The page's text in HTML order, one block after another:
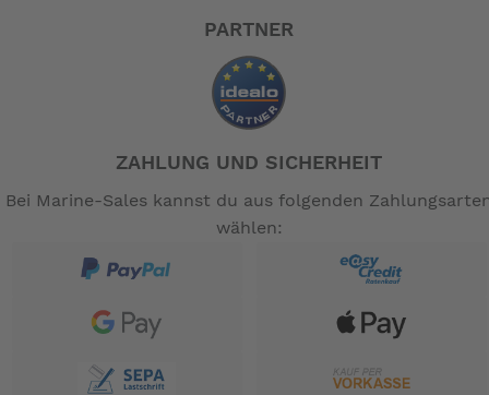
PARTNER
ZAHLUNG UND SICHERHEIT
Bei Marine-Sales kannst du aus folgenden
wählen: